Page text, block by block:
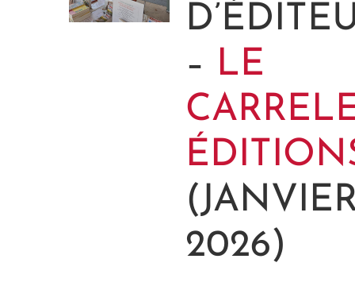
– LE
2026)